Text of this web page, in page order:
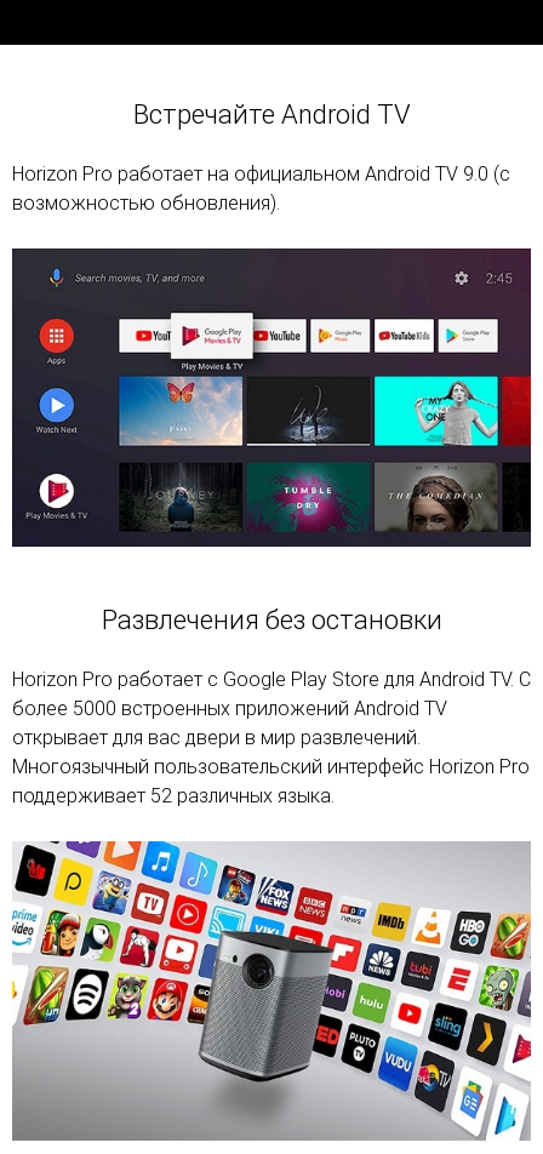
Встречайте Android TV
Horizon Pro работает на официальном Android TV 9.0 (с
возможностью обновления).
Развлечения без остановки
Horizon Pro работает с Google Play Store для Android TV. С
более 5000 встроенных приложений Android TV
открывает для вас двери в мир развлечений.
Многоязычный пользовательский интерфейс Horizon Pro
поддерживает 52 различных языка.